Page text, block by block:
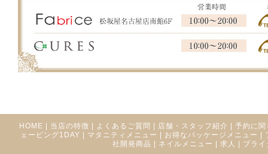
HOME 当店の特徴 よくあるご質問 店舗・スタッフ紹介
予約に関
ェービング1DAY
マタニティメニュー お得なパッケージメニュー
社開発商品
ネイルメニュー 求人 ブラ